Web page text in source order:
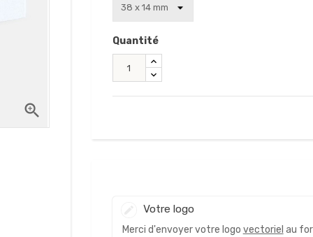

Quantité
Votre logo
Merci d'envoyer votre logo vectoriel au